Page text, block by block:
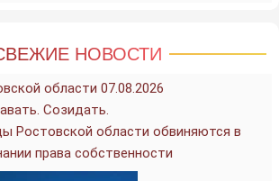
НОВОСТИ
области 07.08.2026
Созидать.
Ростовской области обвиняются в
права собственности